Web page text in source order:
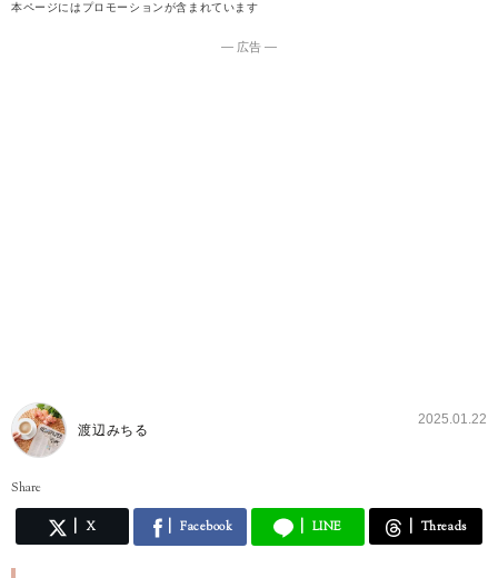
本ページにはプロモーションが含まれています
― 広告 ―
渡辺みちる
2025.01.22
Share
X Facebook LINE Threads